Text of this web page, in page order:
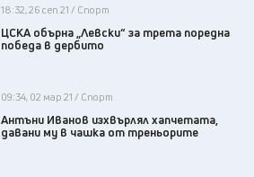
18:32, 26 сеп 21 / Спорт
ЦСКА обърна „Левски“ за трета поредна
победа в дербито
09:34, 02 мар 21 / Спорт
Антъни Иванов изхвърлял хапчетата,
давани му в чашка от треньорите